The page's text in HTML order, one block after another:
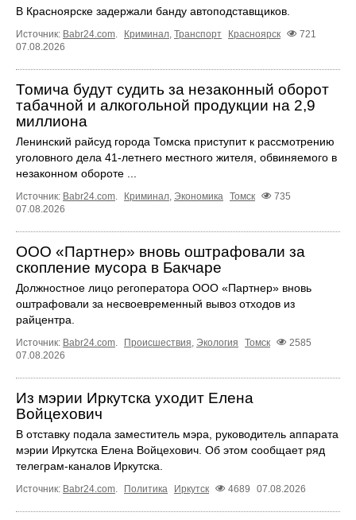
В Красноярске задержали банду автоподставщиков.
Источник: Babr24.com Криминал Транспорт Красноярск
721
07.08.2026
Томича будут судить за незаконный оборот
табачной и алкогольной продукции на 2,9
миллиона
Ленинский райсуд города Томска приступит к рассмотрению
уголовного дела 41-летнего местного жителя, обвиняемого в
незаконном обороте ...
Источник: Babr24.com Криминал Экономика Томск
735
07.08.2026
ООО «Партнер» вновь оштрафовали за
скопление мусора в Бакчаре
Должностное лицо регоператора ООО «Партнер» вновь
оштрафовали за несвоевременный вывоз отходов из
райцентра.
Источник: Babr24.com. Происшествия, Экология Томск
2585
07.08.2026
Из мэрии Иркутска уходит Елена
Войцехович
В отставку подала заместитель мэра, руководитель аппарата
мэрии Иркутска Елена Войцехович. Об этом сообщает ряд
телеграм‑каналов Иркутска.
Источник: Babr24.com. Политика Иркутск 4689 07.08.2026